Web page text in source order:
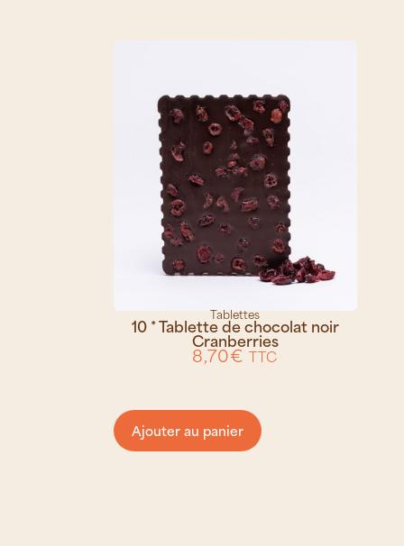
Tablettes
10 * Tablette de chocolat noir
Cranberries
8,70€ TTC
Ajouter au panier